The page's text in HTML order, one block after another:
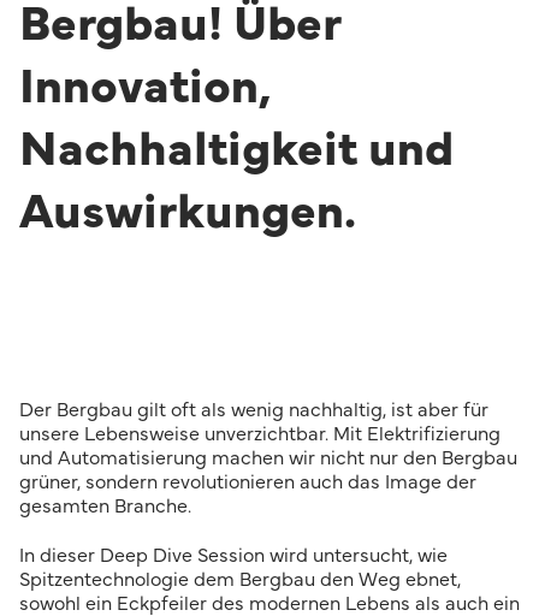
Bergbau! Über
Innovation,
Nachhaltigkeit und
Auswirkungen.
Der Bergbau gilt oft als wenig nachhaltig, ist aber für
unsere Lebensweise unverzichtbar. Mit Elektrifizierung
und Automatisierung machen wir nicht nur den Bergbau
grüner, sondern revolutionieren auch das Image der
gesamten Branche.
In dieser Deep Dive Session wird untersucht, wie
Spitzentechnologie dem Bergbau den Weg ebnet,
sowohl ein Eckpfeiler des modernen Lebens als auch ein